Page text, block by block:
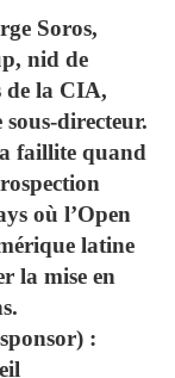
Soros,
nid de
de la CIA,
directeur.
faillite quand
où l’Open
latine
la mise en
: